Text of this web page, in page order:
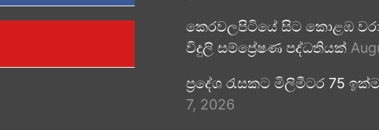
කෙරවලපිටියේ සිට කොළඹ
විදුලි සම්ප්‍රේෂණ පද්ධතියක්
ප්‍රදේශ රැසකට මිලිමීටර 75
7, 2026